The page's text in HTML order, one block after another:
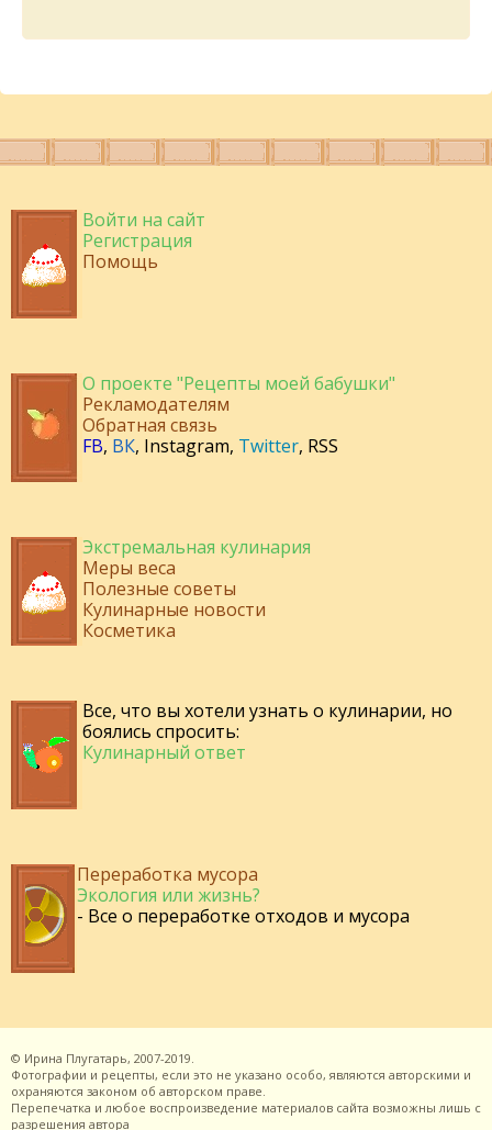
Войти на сайт
Регистрация
Помощь
О проекте "Рецепты моей бабушки"
Рекламодателям
Обратная связь
FB, ВК, Instagram, Twitter, RSS
Экстремальная кулинария
Меры веса
Полезные советы
Кулинарные новости
Косметика
Все, что вы хотели узнать о кулинарии, но
боялись спросить:
Кулинарный ответ
Переработка мусора
Экология или жизнь?
- Все о переработке отходов и мусора
© Ирина Плугатарь, 2007-2019.
Фотографии и рецепты, если это не указано особо, являются авторскими и
охраняются законом об авторском праве.
Перепечатка и любое воспроизведение материалов сайта возможны лишь с
разрешения автора